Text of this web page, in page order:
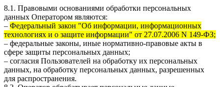
8.1. Правовыми основаниями обработки персональных
данных Оператором являются:
– Федеральный закон "Об информации, информационных
технологиях и о защите информации" от 27.07.2006 N 149-ФЗ;
– федеральные законы, иные нормативно-правовые акты в
сфере защиты персональных данных;
– согласия Пользователей на обработку их персональных
данных, на обработку персональных данных, разрешенных
для распространения.